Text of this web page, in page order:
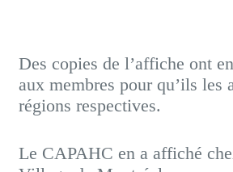
Des copies de l’affiche ont
aux membres pour qu’ils les
régions respectives.
Le CAPAHC en a affiché